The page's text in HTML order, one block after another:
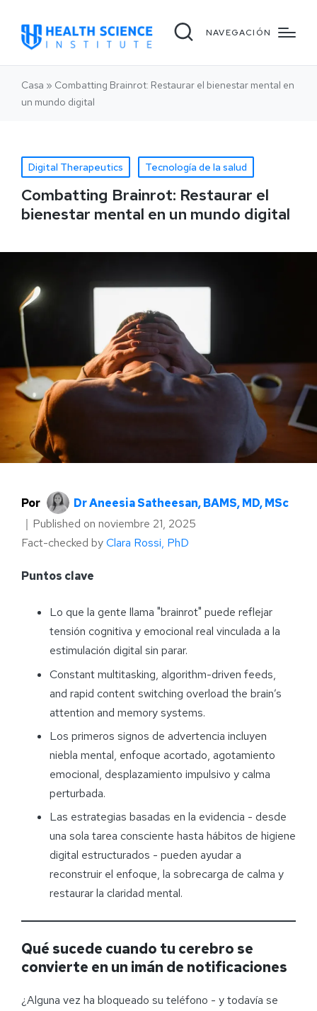
NAVEGACIÓN
Casa » Combatting Brainrot: Restaurar el bienestar mental en
un mundo digital
Digital Therapeutics Tecnología de la salud
Combatting Brainrot: Restaurar el
bienestar mental en un mundo digital
Por
Dr Aneesia Satheesan, BAMS, MD, MSc
｜ Published on noviembre 21, 2025
Fact-checked byClara Rossi, PhD
Puntos clave
Lo que la gente llama "brainrot" puede reflejar
tensión cognitiva y emocional real vinculada a la
estimulación digital sin parar.
Constant multitasking, algorithm-driven feeds,
and rapid content switching overload the brain’s
attention and memory systems.
Los primeros signos de advertencia incluyen
niebla mental, enfoque acortado, agotamiento
emocional, desplazamiento impulsivo y calma
perturbada.
Las estrategias basadas en la evidencia - desde
una sola tarea consciente hasta hábitos de higiene
digital estructurados - pueden ayudar a
reconstruir el enfoque, la sobrecarga de calma y
restaurar la claridad mental.
Qué sucede cuando tu cerebro se
convierte en un imán de notificaciones
¿Alguna vez ha bloqueado su teléfono - y todavía se